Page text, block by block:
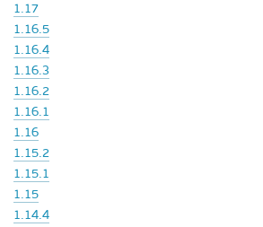
1.17
1.16.5
1.16.4
1.16.3
1.16.2
1.16.1
1.16
1.15.2
1.15.1
1.15
1.14.4